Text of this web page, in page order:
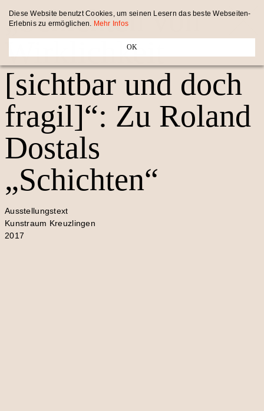
„Schichten von
Wirklichkeit
[sichtbar und doch
fragil]“: Zu Roland
Dostals
„Schichten“
Ausstellungstext
Kunstraum Kreuzlingen
2017
Diese Website benutzt Cookies, um seinen Lesern das beste Webseiten-
Erlebnis zu ermöglichen.
Mehr Infos
OK